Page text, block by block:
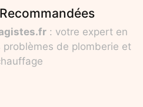
: votre expert en
de plomberie et